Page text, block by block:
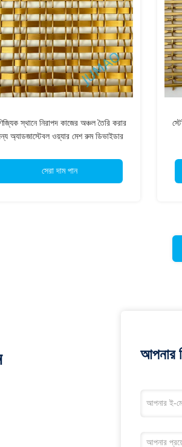
স্থানে নিরাপদ কাজের অঞ্চল তৈরি করার
অ্যাডজাস্টেবল ওয়্যার মেশ রুম ডিভাইডার
সেরা দাম পান
আপনার